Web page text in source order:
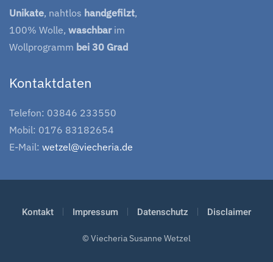
Unikate, nahtlos handgefilzt,
100% Wolle, waschbarim
Wollprogramm bei 30 Grad
Kontaktdaten
Telefon: 03846 233550
Mobil: 0176 83182654
E-Mail: wetzel@viecheria.de
Kontakt Impressum Datenschutz Disclaimer
© Viecheria Susanne Wetzel